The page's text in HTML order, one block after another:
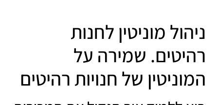
ניהול מוניטין לחנות
רהיטים. שמירה על
המוניטין של חנויות רהיטים